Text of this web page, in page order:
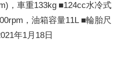
，車重133kg ■124cc水冷式
，油箱容量11L ■輪胎尺
年1月18日